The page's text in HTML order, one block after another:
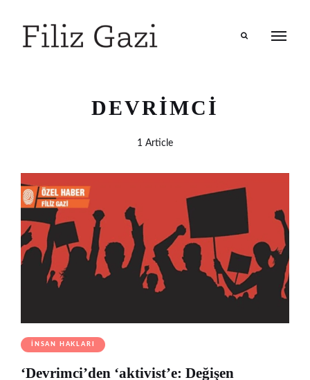
DEVRIMCI
1 Article
İNSAN HAKLARI
‘Devrimci’den ‘aktivist’e: Değişen